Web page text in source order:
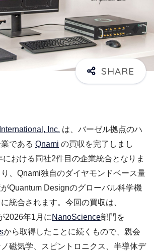
Inc. は、バーゼル拠点のハ
である Qnami の買収を完了しまし
おける同社2件目の企業統合となりま
、Qnami独自のダイヤモンドベース量
Quantum Designのグローバル科学機
統合されます。今回の買収は、
2026年1月に NanoScience部門を
から取得したことに続くもので、親会
磁気学、スピントロニクス、半導体デ